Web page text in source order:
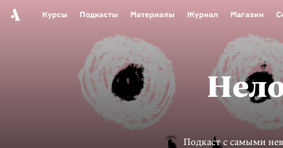
Курсы Подкасты Материалы Журнал Магазин
Автор среди нас Еврейский музей
Видеоистория русской культуры
Русское искусство XX века
Подкаст с самыми